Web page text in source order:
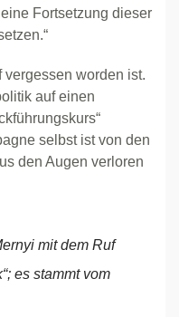
Fortsetzung dieser
vergessen worden ist.
auf einen
selbst ist von den
den Augen verloren
mit dem Ruf
es stammt vom